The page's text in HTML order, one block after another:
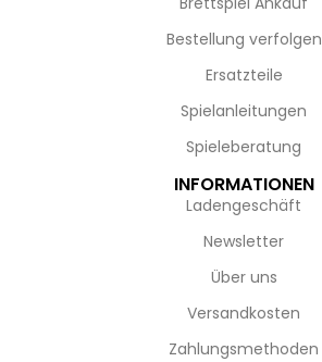
Bestellung verfolgen
Ersatzteile
Spielanleitungen
Spieleberatung
INFORMATIONEN
Ladengeschäft
Newsletter
Über uns
Versandkosten
Zahlungsmethoden